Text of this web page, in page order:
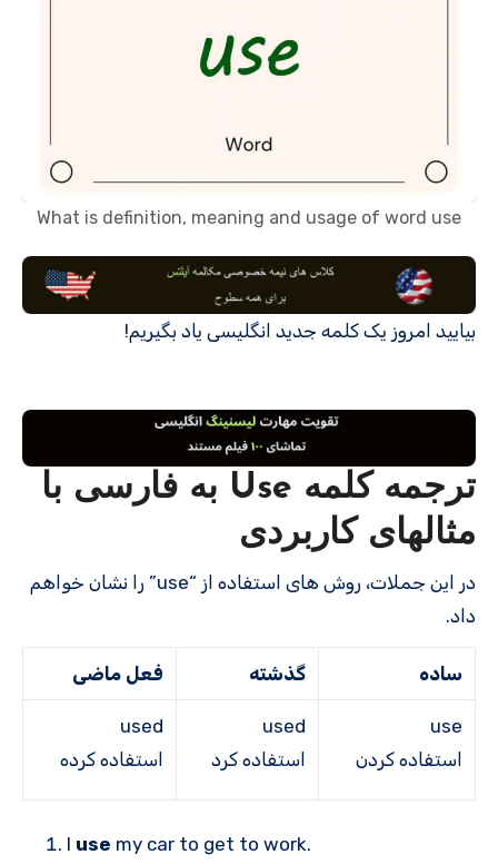
What is definition, meaning and usage of word use
بیایید امروز یک کلمه جدید انگلیسی یاد بگیریم!
ترجمه کلمه Use به فارسی با
مثالهای کاربردی
در این جملات، روش های استفاده از “use” را نشان خواهم
داد.
ساده گذشته فعل ماضی
use
استفاده کردن
used
استفاده کرد
used
استفاده کرده
I use my car to get to work.